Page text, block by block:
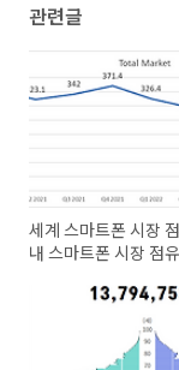
관련글
세계 스마트폰 시장
내 스마트폰 시장 점